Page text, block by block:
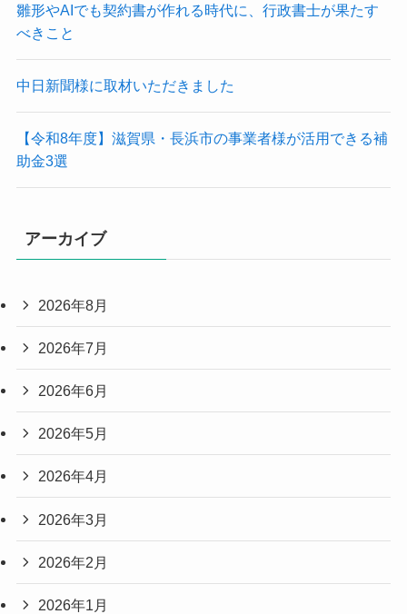
雛形やAIでも契約書が作れる時代に、行政書士が果たす
べきこと
中日新聞様に取材いただきました
【令和8年度】滋賀県・長浜市の事業者様が活用できる補
助金3選
アーカイブ
2026年8月
2026年7月
2026年6月
2026年5月
2026年4月
2026年3月
2026年2月
2026年1月